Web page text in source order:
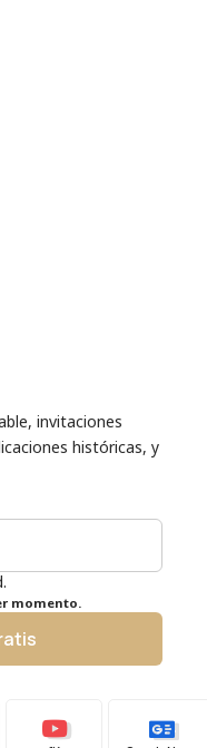
invitaciones
históricas, y
momento.